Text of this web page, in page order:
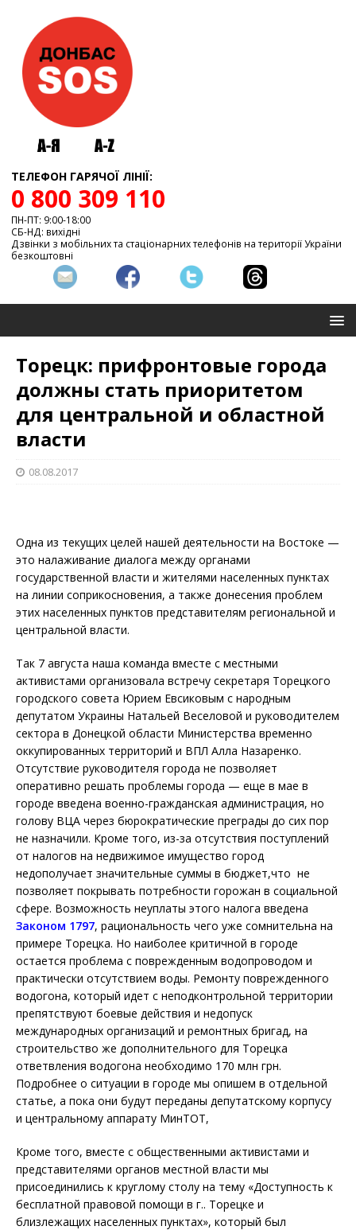
ТЕЛЕФОН ГАРЯЧОЇ ЛІНІЇ:
0 800 309 110
ПН-ПТ: 9:00-18:00
СБ-НД: вихідні
Дзвінки з мобільних та стаціонарних телефонів на території України
безкоштовні
Торецк: прифронтовые города
должны стать приоритетом
для центральной и областной
власти
08.08.2017
Одна из текущих целей нашей деятельности на Востоке —
это налаживание диалога между органами
государственной власти и жителями населенных пунктах
на линии соприкосновения, а также донесения проблем
этих населенных пунктов представителям региональной и
центральной власти.
Так 7 августа наша команда вместе с местными
активистами организовала встречу секретаря Торецкого
городского совета Юрием Евсиковым с народным
депутатом Украины Натальей Веселовой и руководителем
сектора в Донецкой области Министерства временно
оккупированных территорий и ВПЛ Алла Назаренко.
Отсутствие руководителя города не позволяет
оперативно решать проблемы города — еще в мае в
городе введена военно-гражданская администрация, но
голову ВЦА через бюрократические преграды до сих пор
не назначили. Кроме того, из-за отсутствия поступлений
от налогов на недвижимое имущество город
недополучает значительные суммы в бюджет,что не
позволяет покрывать потребности горожан в социальной
сфере. Возможность неуплаты этого налога введена
Законом 1797, рациональность чего уже сомнительна на
примере Торецка. Но наиболее критичной в городе
остается проблема с поврежденным водопроводом и
практически отсутствием воды. Ремонту поврежденного
водогона, который идет с неподконтрольной территории
препятствуют боевые действия и недопуск
международных организаций и ремонтных бригад, на
строительство же дополнительного для Торецка
ответвления водогона необходимо 170 млн грн.
Подробнее о ситуации в городе мы опишем в отдельной
статье, а пока они будут переданы депутатскому корпусу
и центральному аппарату МинТОТ,
Кроме того, вместе с общественными активистами и
представителями органов местной власти мы
присоединились к круглому столу на тему «Доступность к
бесплатной правовой помощи в г.. Торецке и
близлежащих населенных пунктах», который был